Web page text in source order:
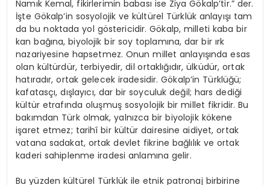
Namık Kemal, fikirlerimin babası ise Ziya Gökalp’tir.” der.
İşte Gökalp’in sosyolojik ve kültürel Türklük anlayışı tam
da bu noktada yol göstericidir. Gökalp, milleti kaba bir
kan bağına, biyolojik bir soy toplamına, dar bir ırk
nazariyesine hapsetmez. Onun millet anlayışında esas
olan kültürdür, terbiyedir, dil ortaklığıdır, ülküdür, ortak
hatıradır, ortak gelecek iradesidir. Gökalp’in Türklüğü;
kafatasçı, dışlayıcı, dar bir soyculuk değil; hars dediği
kültür etrafında oluşmuş sosyolojik bir millet fikridir. Bu
bakımdan Türk olmak, yalnızca bir biyolojik kökene
işaret etmez; tarihî bir kültür dairesine aidiyet, ortak
vatana sadakat, ortak devlet fikrine bağlılık ve ortak
kaderi sahiplenme iradesi anlamına gelir.
Bu yüzden kültürel Türklük ile etnik patronaj birbirine